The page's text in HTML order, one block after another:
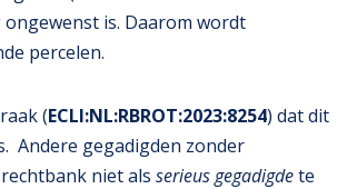
is. Daarom wordt
percelen.
(ECLI:NL:RBROT:2023:8254) dat dit
Andere gegadigden zonder
niet alsserieus gegadigdete